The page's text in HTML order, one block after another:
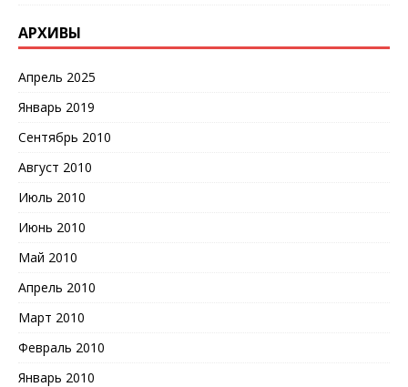
АРХИВЫ
Апрель 2025
Январь 2019
Сентябрь 2010
Август 2010
Июль 2010
Июнь 2010
Май 2010
Апрель 2010
Март 2010
Февраль 2010
Январь 2010